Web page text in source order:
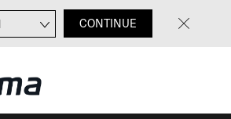
CONTINUE